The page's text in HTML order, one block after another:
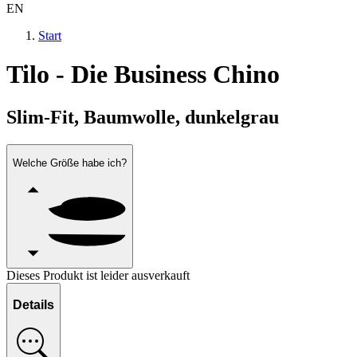
EN
Start
Tilo - Die Business Chino
Slim-Fit, Baumwolle, dunkelgrau
Welche Größe habe ich?
Dieses Produkt ist leider ausverkauft
Details